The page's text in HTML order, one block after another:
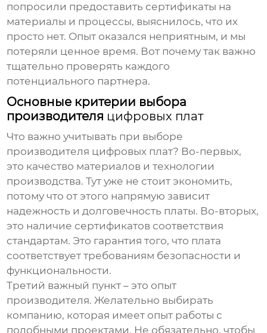
попросили предоставить сертификаты на
материалы и процессы, выяснилось, что их
просто нет. Опыт оказался неприятным, и мы
потеряли ценное время. Вот почему так важно
тщательно проверять каждого
потенциального партнера.
Основные критерии выбора
производителя цифровых плат
Что важно учитывать при выборе
производителя цифровых плат? Во-первых,
это качество материалов и технологии
производства. Тут уже не стоит экономить,
потому что от этого напрямую зависит
надежность и долговечность платы. Во-вторых,
это наличие сертификатов соответствия
стандартам. Это гарантия того, что плата
соответствует требованиям безопасности и
функциональности.
Третий важный пункт – это опыт
производителя. Желательно выбирать
компанию, которая имеет опыт работы с
подобными проектами. Не обязательно, чтобы